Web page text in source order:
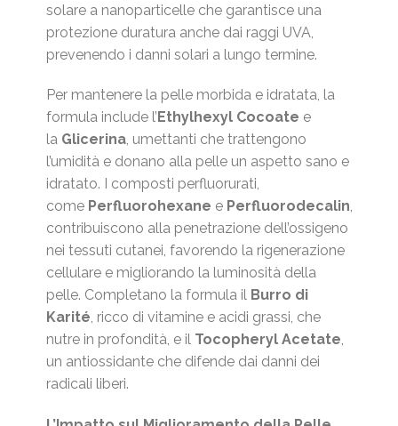
solare a nanoparticelle che garantisce una
protezione duratura anche dai raggi UVA,
prevenendo i danni solari a lungo termine.
Per mantenere la pelle morbida e idratata, la
formula include l’ Ethylhexyl Cocoate e
la Glicerina, umettanti che trattengono
l’umidità e donano alla pelle un aspetto sano e
idratato. I composti perfluorurati,
come Perfluorohexane e Perfluorodecalin,
contribuiscono alla penetrazione dell’ossigeno
nei tessuti cutanei, favorendo la rigenerazione
cellulare e migliorando la luminosità della
pelle. Completano la formula il Burro di
Karité, ricco di vitamine e acidi grassi, che
nutre in profondità, e il Tocopheryl Acetate,
un antiossidante che difende dai danni dei
radicali liberi.